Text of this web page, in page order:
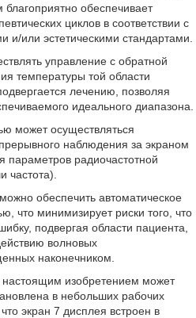
благоприятно обеспечивает
циклов в соответствии с
и/или эстетическими стандартами.
управление с обратной
температуры той области
лечению, позволяя
идеального диапазона.
может осуществляться
наблюдения за экраном
параметров радиочастотной
частота).
обеспечить автоматическое
что минимизирует риски того, что
подвергая области пациента,
волновых
наконечником.
настоящим изобретением может
в небольших рабочих
экран 7 дисплея встроен в